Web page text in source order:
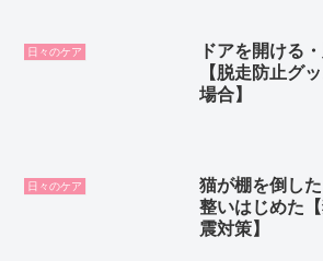
日々のケア
ドアを開ける
【脱走防止グ
場合】
日々のケア
猫が棚を倒し
整いはじめた
震対策】